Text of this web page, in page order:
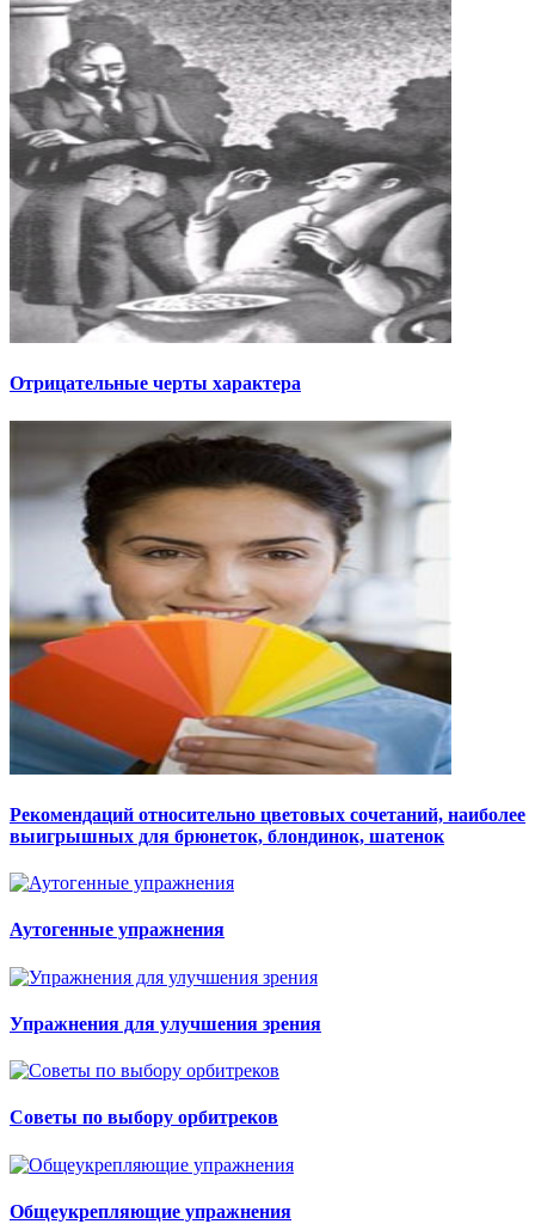
Отрицательные черты характера
Рекомендаций относительно цветовых сочетаний, наиболее
выигрышных для брюнеток, блондинок, шатенок
Аутогенные упражнения
Упражнения для улучшения зрения
Советы по выбору орбитреков
Общеукрепляющие упражнения